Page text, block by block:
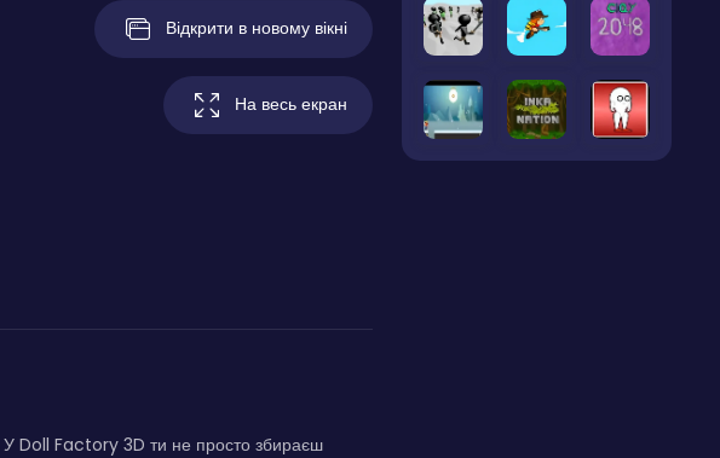
Відкрити в новому вікні
На весь екран
У Doll Factory 3D ти не просто збираєш